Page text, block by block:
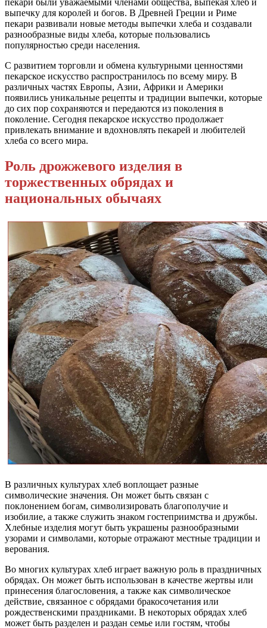
выпечку для королей и богов. В Древней Греции и Риме
пекари развивали новые методы выпечки хлеба и создавали
разнообразные виды хлеба, которые пользовались
популярностью среди населения.
С развитием торговли и обмена культурными ценностями
пекарское искусство распространилось по всему миру. В
различных частях Европы, Азии, Африки и Америки
появились уникальные рецепты и традиции выпечки, которые
до сих пор сохраняются и передаются из поколения в
поколение. Сегодня пекарское искусство продолжает
привлекать внимание и вдохновлять пекарей и любителей
хлеба со всего мира.
Роль дрожжевого изделия в
торжественных обрядах и
национальных обычаях
В различных культурах хлеб воплощает разные
символические значения. Он может быть связан с
поклонением богам, символизировать благополучие и
изобилие, а также служить знаком гостеприимства и дружбы.
Хлебные изделия могут быть украшены разнообразными
узорами и символами, которые отражают местные традиции и
верования.
Во многих культурах хлеб играет важную роль в праздничных
обрядах. Он может быть использован в качестве жертвы или
принесения благословения, а также как символическое
действие, связанное с обрядами бракосочетания или
рождественскими праздниками. В некоторых обрядах хлеб
может быть разделен и раздан семье или гостям, чтобы